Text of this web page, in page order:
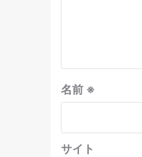
名前 ※
サイト